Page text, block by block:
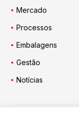
Mercado
Processos
Embalagens
Gestão
Notícias